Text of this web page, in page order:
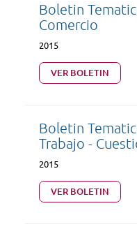
Boletin
Comercio
2015
VER BOLETIN
Boletin
Trabajo -
2015
VER BOLETIN